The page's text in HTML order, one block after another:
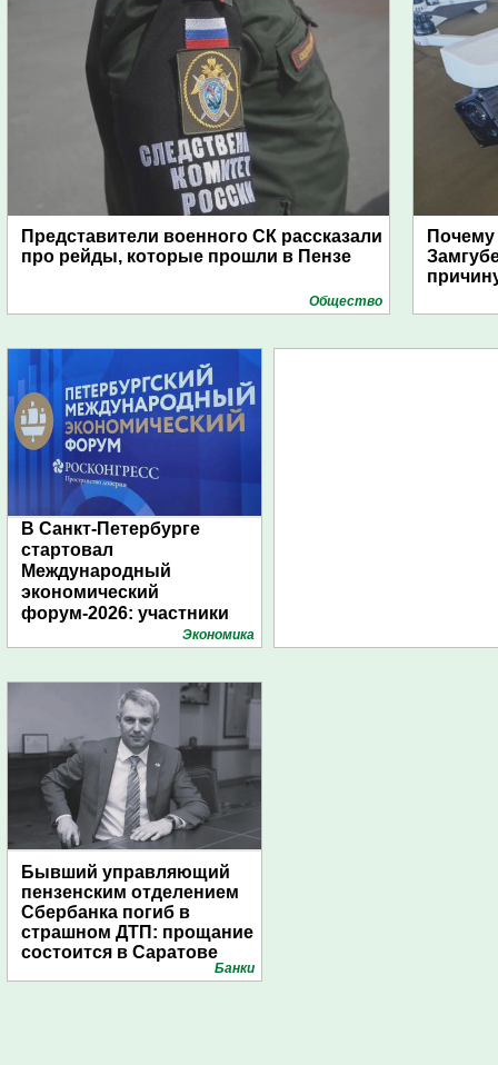
Представители военного СК рассказали
про рейды, которые прошли в Пензе
Общество
В Санкт-Петербурге
стартовал
Международный
экономический
форум-2026: участники
подготовили креативные
Экономика
Бывший управляющий
пензенским отделением
Сбербанка погиб в
страшном ДТП: прощание
состоится в Саратове
Банки